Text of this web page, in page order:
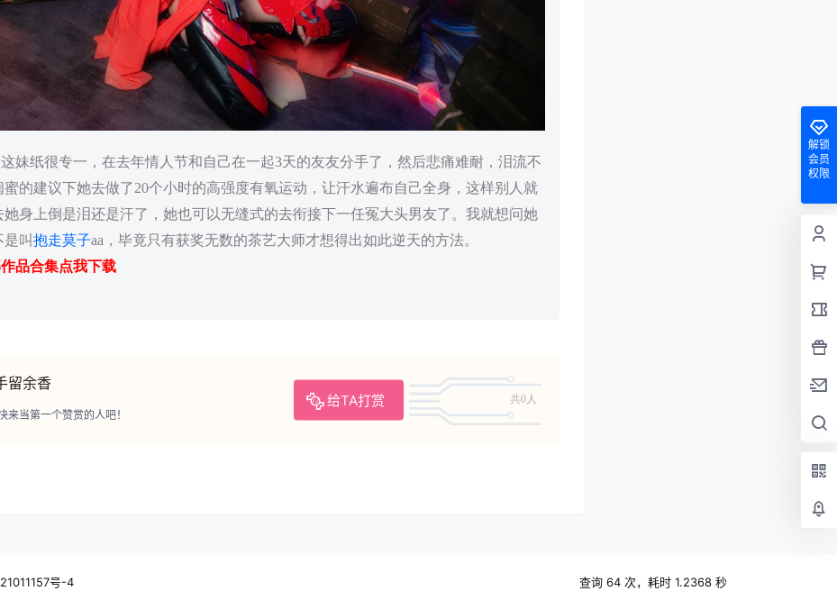
妹纸很专一，在去年情人节和自己在一起3天的友友分手了，然后悲痛难耐，泪流不
蜜的建议下她去做了20个小时的高强度有氧运动，让汗水遍布自己全身，这样别人就
她身上倒是泪还是汗了，她也可以无缝式的去衔接下一任冤大头男友了。我就想问她
叫抱走莫子aa，毕竟只有获奖无数的茶艺大师才想得出如此逆天的方法。
品合集点我下载
留余香
给TA打赏 共0人
来当第一个赞赏的人吧！
解锁
会员
权限
号-4 查询 64 次，耗时 1.2368 秒